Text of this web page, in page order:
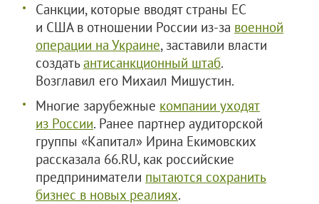
Санкции, которые вводят страны ЕС
и США в отношении России из-за военной
операции на Украине, заставили власти
создатьантисанкционный штаб.
Возглавил его Михаил Мишустин.
Многие зарубежные компании уходят
из России. Ранее партнер аудиторской
группы «Капитал» Ирина Екимовских
рассказала 66.RU, как российские
предприниматели пытаются сохранить
бизнес в новых реалиях.